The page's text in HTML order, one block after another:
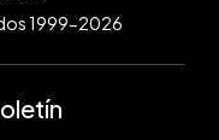
1999-2026